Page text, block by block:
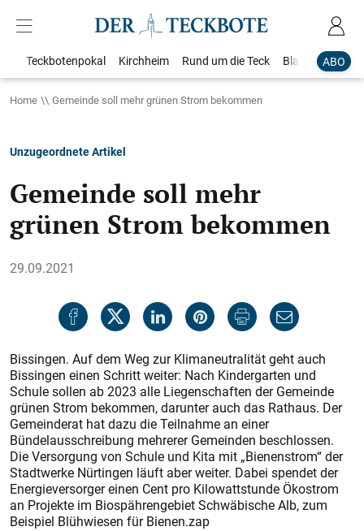
ABO
Teckbotenpokal Kirchheim Rund um die Teck Blaulicht
Home Gemeinde soll mehr grünen Strom bekommen
Unzugeordnete Artikel
Gemeinde soll mehr
grünen Strom bekommen
29.09.2021
Bissingen. Auf dem Weg zur Klimaneutralität geht auch
Bissingen einen Schritt weiter: Nach Kindergarten und
Schule sollen ab 2023 alle Liegenschaften der Gemeinde
grünen Strom bekommen, darunter auch das Rathaus. Der
Gemeinderat hat dazu die Teilnahme an einer
Bündelausschreibung mehrerer Gemeinden beschlossen.
Die Versorgung von Schule und Kita mit „Bienenstrom“ der
Stadtwerke Nürtingen läuft aber weiter. Dabei spendet der
Energieversorger einen Cent pro Kilowattstunde Ökostrom
an Projekte im Biospährengebiet Schwäbische Alb, zum
Beispiel Blühwiesen für Bienen.zap